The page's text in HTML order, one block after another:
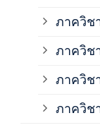
ภาควิช
ภาควิช
ภาควิช
ภาควิช